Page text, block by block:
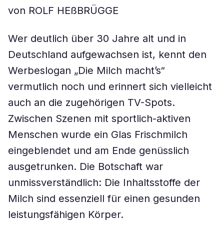
von ROLF HEßBRÜGGE
Wer deutlich über 30 Jahre alt und in
Deutschland aufgewachsen ist, kennt den
Werbeslogan „Die Milch macht’s“
vermutlich noch und erinnert sich vielleicht
auch an die zugehörigen TV-Spots.
Zwischen Szenen mit sportlich-aktiven
Menschen wurde ein Glas Frischmilch
eingeblendet und am Ende genüsslich
ausgetrunken. Die Botschaft war
unmissverständlich: Die Inhaltsstoffe der
Milch sind essenziell für einen gesunden
leistungsfähigen Körper.